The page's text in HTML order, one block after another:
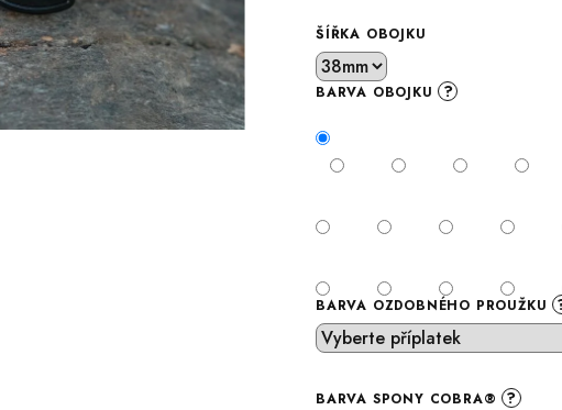
ŠÍŘKA OBOJKU
BARVA OBOJKU ?
BARVA OZDOBNÉHO PROUŽKU
BARVA SPONY COBRA® ?